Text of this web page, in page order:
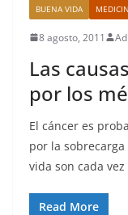
BUENA VIDA
8 agosto, 2011
Las
por los
El cáncer es
por la
vida son cada vez
Read More